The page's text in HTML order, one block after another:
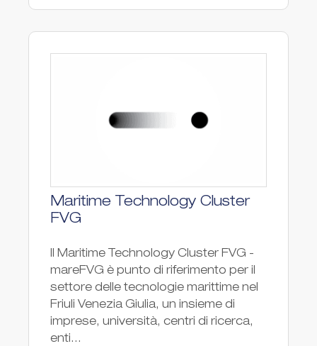
Maritime Technology Cluster
FVG
Il Maritime Technology Cluster FVG -
mareFVG è punto di riferimento per il
settore delle tecnologie marittime nel
Friuli Venezia Giulia, un insieme di
imprese, università, centri di ricerca,
enti...